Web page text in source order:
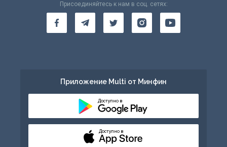
Присоединяйтесь к нам в соц. сетях:
Приложение Multi от Минфин
Доступно в
Доступно в